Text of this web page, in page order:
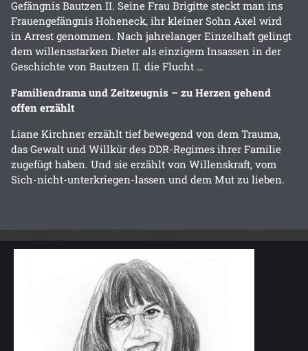
Gefängnis Bautzen II. Seine Frau Brigitte steckt man ins
Frauengefängnis Hoheneck, ihr kleiner Sohn Axel wird
in Arrest genommen. Nach jahrelanger Einzelhaft gelingt
dem willensstarken Dieter als einzigem Insassen in der
Geschichte von Bautzen II. die Flucht …
Familiendrama und Zeitzeugnis – zu Herzen gehend
offen erzählt
Liane Kirchner erzählt tief bewegend von dem Trauma,
das Gewalt und Willkür des DDR-Regimes ihrer Familie
zugefügt haben. Und sie erzählt von Willenskraft, vom
Sich-nicht-unterkriegen-lassen und dem Mut zu lieben.